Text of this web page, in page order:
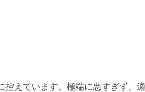
えています。極端に悪すぎず、適